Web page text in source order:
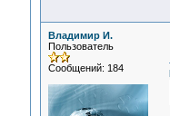
Владимир И.
Пользователь
Сообщений: 184